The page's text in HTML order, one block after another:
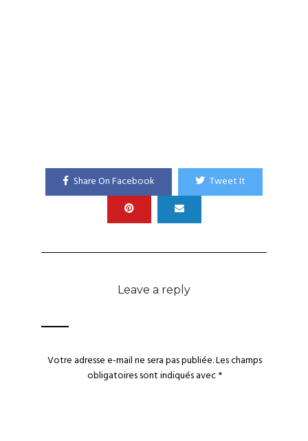
Share On Facebook Tweet It
Leave a reply
Votre adresse e-mail ne sera pas publiée.Les champs
obligatoires sont indiqués avec*